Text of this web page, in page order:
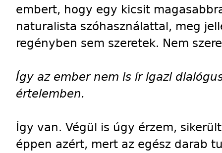
embert, hogy egy kicsit
naturalista szóhasználattal, meg
regényben sem szeretek. Nem
Így az ember nem is ír igazi
értelemben.
Így van. Végül is úgy érzem,
éppen azért, mert az egész darab